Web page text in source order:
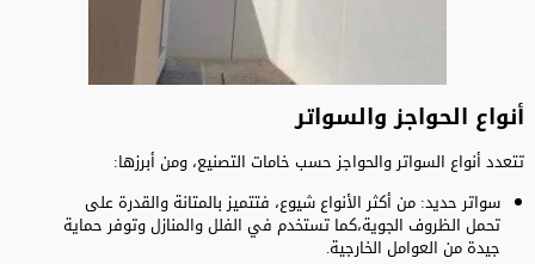
أنواع الحواجز والسواتر
تتعدد أنواع السواتر والحواجز حسب خامات التصنيع، ومن أبرزها:
سواتر حديد: من أكثر الأنواع شيوع، فتتميز بالمتانة والقدرة على
تحمل الظروف الجوية،كما تستخدم في الفلل والمنازل وتوفر حماية
جيدة من العوامل الخارجية.